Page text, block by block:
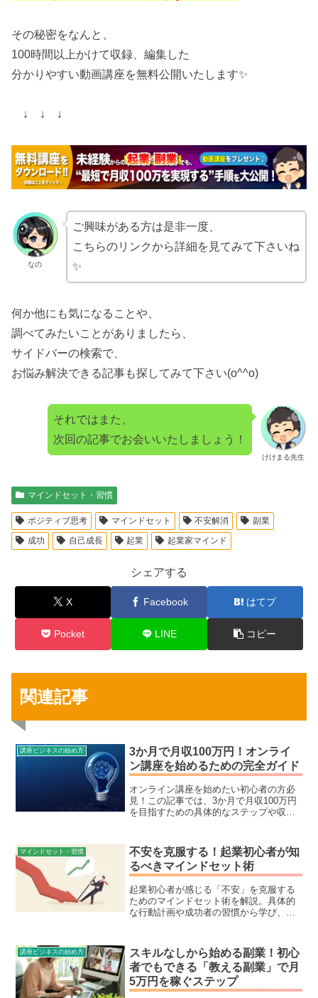
その秘密をなんと、
100時間以上かけて収録、編集した
分かりやすい動画講座を無料公開いたします✨
↓ ↓ ↓
なの
ご興味がある方は是非一度、
こちらのリンクから詳細を見てみて下さいね
✨
何か他にも気になることや、
調べてみたいことがありましたら、
サイドバーの検索で、
お悩み解決できる記事も探してみて下さい(o^^o)
けけまる先生
それではまた、
次回の記事でお会いいたしましょう！
マインドセット・習慣
ポジティブ思考 マインドセット 不安解消
副業
成功
自己成長 起業 起業家マインド
シェアする
X Facebook はてブ
Pocket LINE コピー
関連記事
講座ビジネスの始め方
3か月で月収100万円！オンライ
ン講座を始めるための完全ガイド
オンライン講座を始めたい初心者の方必
見！この記事では、3か月で月収100万円
を目指すための具体的なステップや収益
マインドセット・習慣
不安を克服する！起業初心者が知
るべきマインドセット術
起業初心者が感じる「不安」を克服する
ためのマインドセット術を解説。具体的
な行動計画や成功者の習慣から学び、不
一歩を踏み出せます。
講座ビジネスの始め方
スキルなしから始める副業！初心
者でもできる「教える副業」で月
5万円を稼ぐステップ